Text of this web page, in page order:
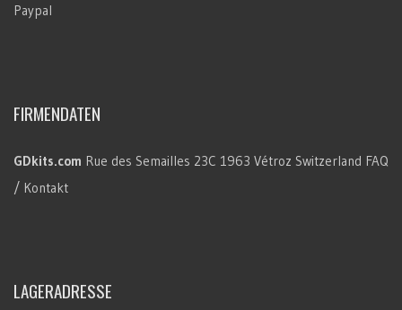
Paypal
FIRMENDATEN
GDkits.com Rue des Semailles 23C 1963 Vétroz Switzerland FAQ
/ Kontakt
LAGERADRESSE